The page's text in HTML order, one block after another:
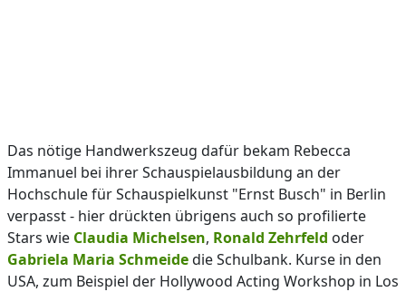
Das nötige Handwerkszeug dafür bekam Rebecca
Immanuel bei ihrer Schauspielausbildung an der
Hochschule für Schauspielkunst "Ernst Busch" in Berlin
verpasst - hier drückten übrigens auch so profilierte
Stars wie Claudia Michelsen, Ronald Zehrfeld oder
Gabriela Maria Schmeidedie Schulbank. Kurse in den
USA, zum Beispiel der Hollywood Acting Workshop in Los